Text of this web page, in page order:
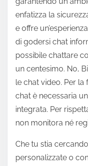
enfatizza la
e offre
di godersi chat
possibile chattare
un centesimo. No,
le chat video. Per
chat è necessaria
integrata. Per
non monitora né
Che tu stia
personalizzate o